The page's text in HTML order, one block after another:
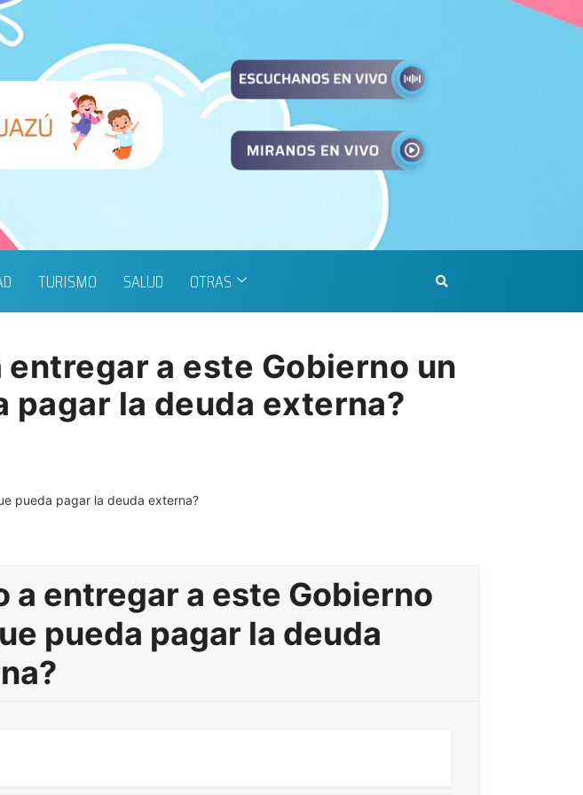
TURISMO SALUD OTRAS
a este Gobierno un
pagar la deuda externa?
a entregar a este Gobierno
pueda pagar la deuda